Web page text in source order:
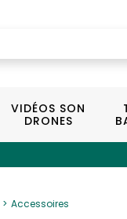
VIDÉOS SON
DRONES
Accessoires